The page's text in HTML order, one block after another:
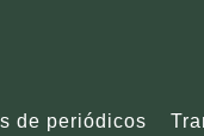
de periódicos